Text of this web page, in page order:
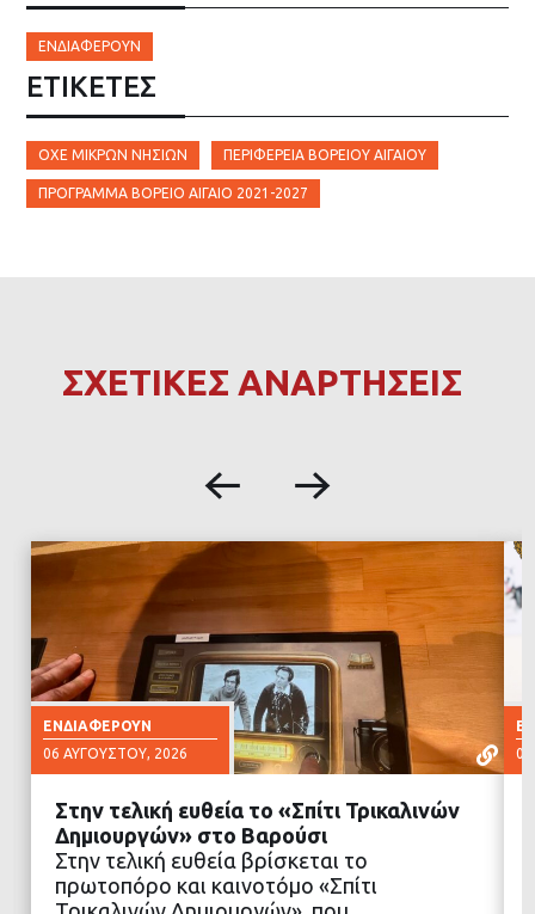
ΕΝΔΙΑΦΈΡΟΥΝ
ΕΤΙΚΈΤΕΣ
ΟΧΕ ΜΙΚΡΏΝ ΝΗΣΙΏΝ ΠΕΡΙΦΈΡΕΙΑ ΒΟΡΕΊΟΥ ΑΙΓΑΊΟΥ
ΠΡΌΓΡΑΜΜΑ ΒΌΡΕΙΟ ΑΙΓΑΊΟ 2021-2027
ΣΧΕΤΙΚΕΣ ΑΝΑΡΤΗΣΕΙΣ
ΕΝΔΙΑΦΈΡΟΥΝ
06 ΑΥΓΟΎΣΤΟΥ, 2026
ΔΙΑΒΑΣΤΕ ΠΕΡΙΣΣΟΤΕΡΑ
Στην τελική ευθεία το «Σπίτι Τρικαλινών
Δημιουργών» στο Βαρούσι
Στην τελική ευθεία βρίσκεται το
πρωτοπόρο και καινοτόμο «Σπίτι